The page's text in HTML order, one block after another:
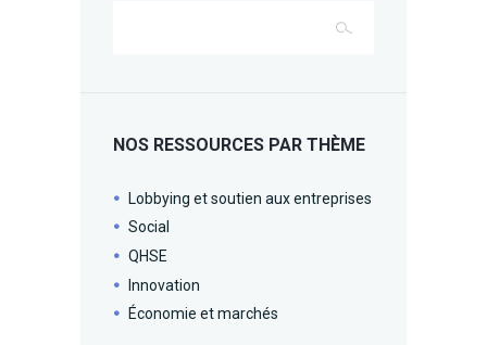
NOS RESSOURCES PAR THÈME
Lobbying et soutien aux entreprises
Social
QHSE
Innovation
Économie et marchés